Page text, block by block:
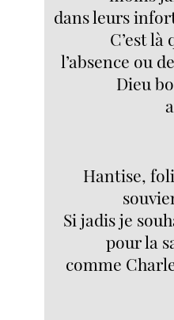
dans leurs
C’est
l’absence ou
Dieu
Hantise,
Si jadis je
pour la
comme